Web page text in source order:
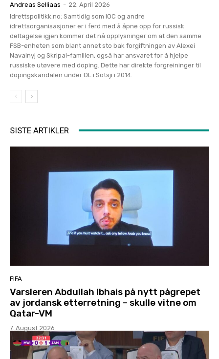
Andreas Selliaas - 22. April 2026
Idrettspolitikk.no: Samtidig som IOC og andre
idrettsorganisasjoner er i ferd med å åpne opp for russisk
deltagelse igjen kommer det nå opplysninger om at den samme
FSB-enheten som blant annet sto bak forgiftningen av Alexei
Navalnyj og Skripal-familien, også har ansvaret for å hjelpe
russiske utøvere med doping. Dette har direkte forgreininger til
dopingskandalen under OL i Sotsji i 2014.
SISTE ARTIKLER
FIFA
Varsleren Abdullah Ibhais på nytt pågrepet
av jordansk etterretning – skulle vitne om
Qatar-VM
7. August 2026